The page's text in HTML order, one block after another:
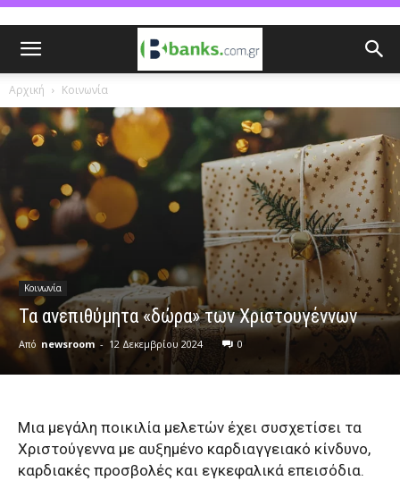
Αρχική Κοινωνία
Κοινωνία
Τα ανεπιθύμητα «δώρα» των Χριστουγέννων
Από newsroom - 12 Δεκεμβρίου 2024 0
Μια μεγάλη ποικιλία μελετών έχει συσχετίσει τα
Χριστούγεννα με αυξημένο καρδιαγγειακό κίνδυνο,
καρδιακές προσβολές και εγκεφαλικά επεισόδια.